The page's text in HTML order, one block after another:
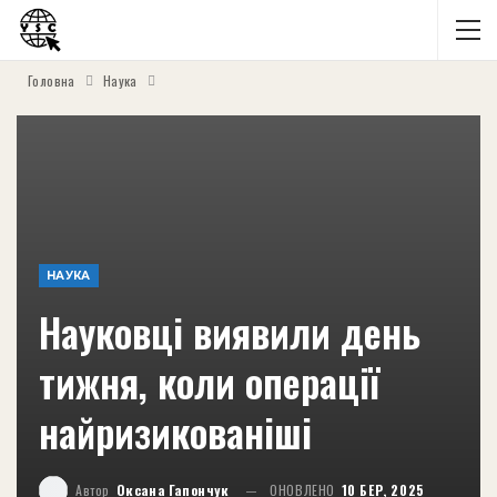
Головна Наука
НАУКА
Науковці виявили день
тижня, коли операції
найризикованіші
Автор Оксана Гапончук ОНОВЛЕНО 10 БЕР, 2025